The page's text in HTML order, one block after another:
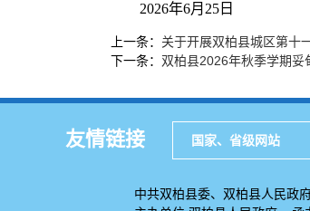
2026年6月25日
上一条： 关于开展双柏县城区第十
下一条： 双柏县2026年秋季学期
友情链接 国家、省级网站
中共双柏县委、双柏县人民政